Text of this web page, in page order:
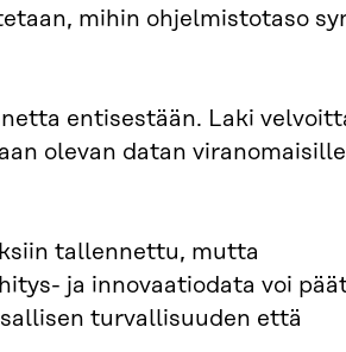
mihin ohjelmistotaso
entisestään. Laki
olevan datan viranomaisille
tallennettu, mutta
ja innovaatiodata voi
turvallisuuden että